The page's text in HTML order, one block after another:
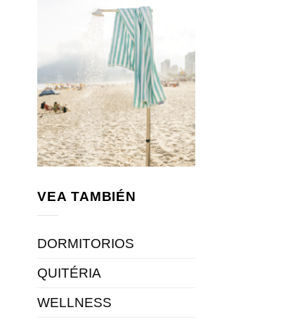
VEA TAMBIÉN
DORMITORIOS
QUITÉRIA
WELLNESS